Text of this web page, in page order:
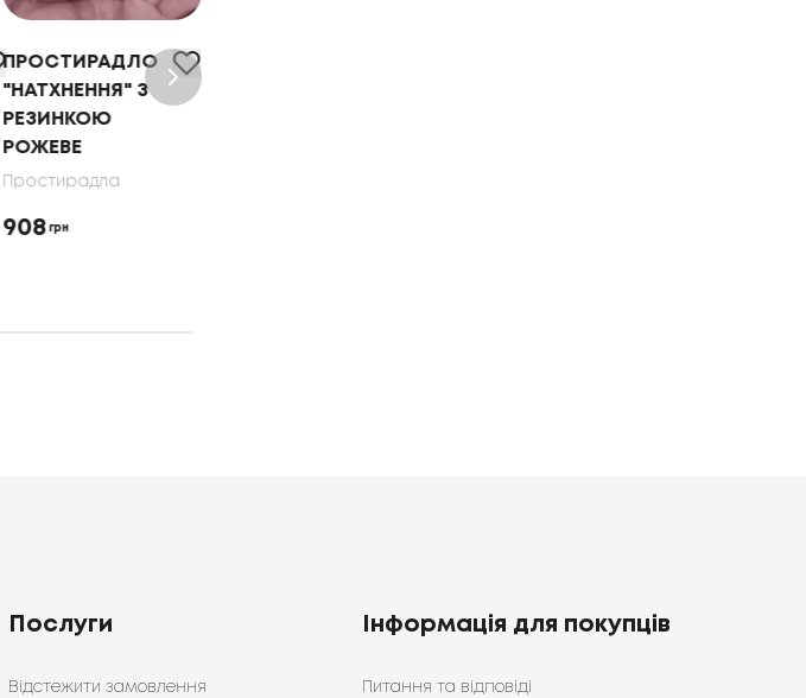
ПРОСТИРАДЛО
"НАТХНЕННЯ" З
РЕЗИНКОЮ
РОЖЕВЕ
Простирадла
908 грн
Послуги
Відстежити замовлення
Інформація для покупців
Питання та відповіді